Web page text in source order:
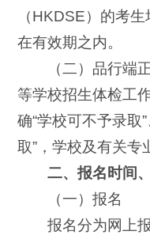
（HKDSE）的考
在有效期之内。
（二）品行端
等学校招生体检工
确“学校可不予录取
取”，学校及有关专
二、报名时间
（一）报名
报名分为网上